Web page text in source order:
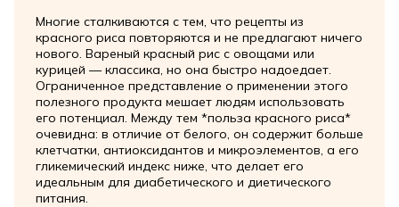
Многие сталкиваются с тем, что рецепты из
красного риса повторяются и не предлагают ничего
нового. Вареный красный рис с овощами или
курицей — классика, но она быстро надоедает.
Ограниченное представление о применении этого
полезного продукта мешает людям использовать
его потенциал. Между тем *польза красного риса*
очевидна: в отличие от белого, он содержит больше
клетчатки, антиоксидантов и микроэлементов, а его
гликемический индекс ниже, что делает его
идеальным для диабетического и диетического
питания.